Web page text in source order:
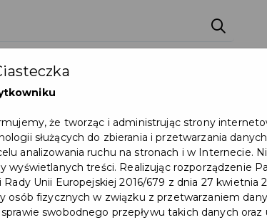
że tworząc i administrując strony
służących do zbierania i przetwarzania danych
analizowania ruchu na stronach i w Internecie.
wyświetlanych treści. Realizując rozporządzenie
Unii Europejskiej 2016/679 z dnia 27 kwietnia
osób fizycznych w związku z przetwarzaniem
swobodnego przepływu takich danych oraz